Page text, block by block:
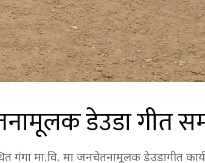
डेउडा गीत
मा.वि. मा जनचेतनामूलक डेउडागीत